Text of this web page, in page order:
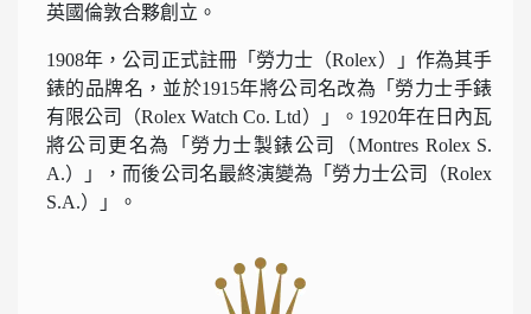
英國倫敦合夥創立。
1908年，公司正式註冊「勞力士（Rolex）」作為其手
錶的品牌名，並於1915年將公司名改為「勞力士手錶
有限公司（Rolex Watch Co. Ltd）」。1920年在日內瓦
將公司更名為「勞力士製錶公司（Montres Rolex S.
A.）」，而後公司名最終演變為「勞力士公司（Rolex
S.A.）」。